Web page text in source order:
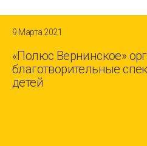
9 Марта 2021
«Полюс Вернинское»
благотворительные
детей